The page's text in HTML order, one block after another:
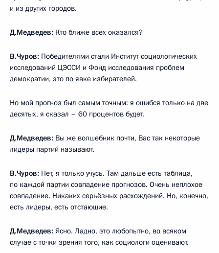
и из других городов.
Д.Медведев: Кто ближе всех оказался?
В.Чуров: Победителями стали Институт социологических
исследований ЦЭССИ и Фонд исследования проблем
демократии, это по явке избирателей.
Но мой прогноз был самым точным: я ошибся только на две
десятых, я сказал – 60 процентов будет.
Д.Медведев: Вы же волшебник почти, Вас так некоторые
лидеры партий называют.
В.Чуров: Нет, я только учусь. Там дальше есть таблица,
по каждой партии совпадение прогнозов. Очень неплохое
совпадение. Никаких серьёзных расхождений. Но, конечно,
есть лидеры, есть отстающие.
Д.Медведев: Ясно. Ладно, это любопытно, во всяком
случае с точки зрения того, как социологи оценивают.